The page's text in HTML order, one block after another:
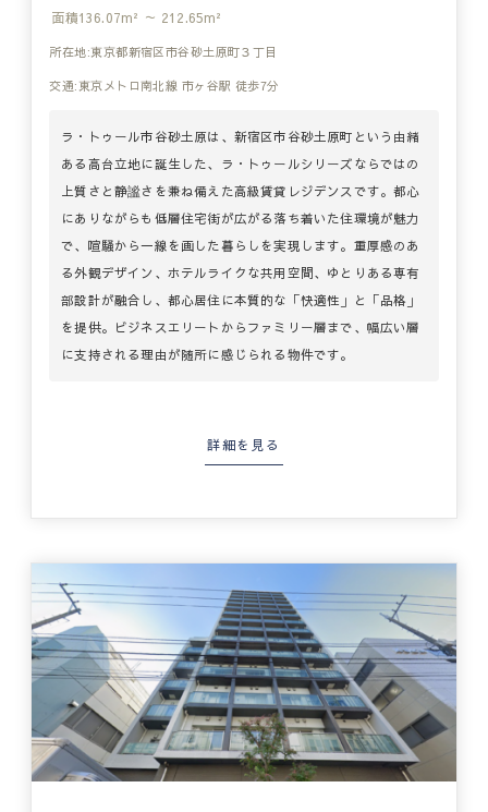
面積136.07m² ～ 212.65m²
所在地:東京都新宿区市谷砂土原町３丁目
交通:東京メトロ南北線 市ヶ谷駅 徒歩7分
ラ・トゥール市谷砂土原は、新宿区市谷砂土原町という由緒
ある高台立地に誕生した、ラ・トゥールシリーズならではの
上質さと静謐さを兼ね備えた高級賃貸レジデンスです。都心
にありながらも低層住宅街が広がる落ち着いた住環境が魅力
で、喧騒から一線を画した暮らしを実現します。重厚感のあ
る外観デザイン、ホテルライクな共用空間、ゆとりある専有
部設計が融合し、都心居住に本質的な「快適性」と「品格」
を提供。ビジネスエリートからファミリー層まで、幅広い層
に支持される理由が随所に感じられる物件です。
詳細を見る